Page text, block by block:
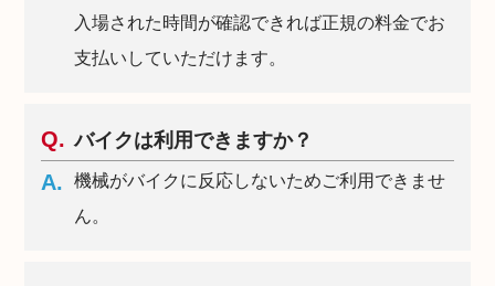
入場された時間が確認できれば正規の料金でお
支払いしていただけます。
バイクは利用できますか？
機械がバイクに反応しないためご利用できませ
ん。